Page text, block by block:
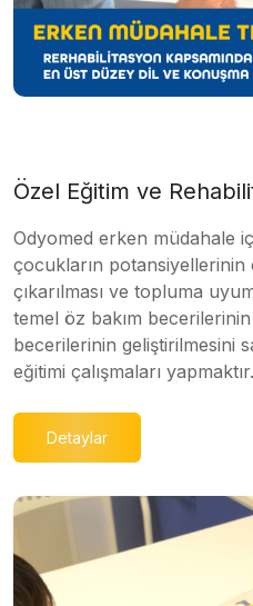
Özel Eğitim ve
Odyomed erken müdahale
çocukların potansiyellerinin
çıkarılması ve topluma
temel öz bakım becerilerinin
becerilerinin geliştirilmesini
eğitimi çalışmaları yapmaktır.
Detaylar